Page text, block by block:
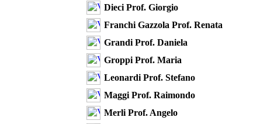
Dieci Prof. Giorgio
Franchi Gazzola Prof. Renata
Grandi Prof. Daniela
Groppi Prof. Maria
Leonardi Prof. Stefano
Maggi Prof. Raimondo
Merli Prof. Angelo